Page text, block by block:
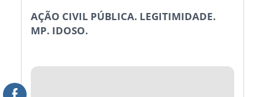
AÇÃO CIVIL PÚBLICA. LEGITIMIDADE.
MP. IDOSO.